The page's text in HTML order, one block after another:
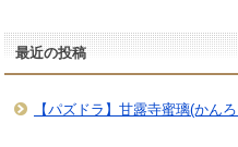
最近の投稿
【パズドラ】甘露寺蜜璃(かん